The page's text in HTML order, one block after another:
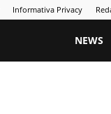
Informativa Privacy
NEWS